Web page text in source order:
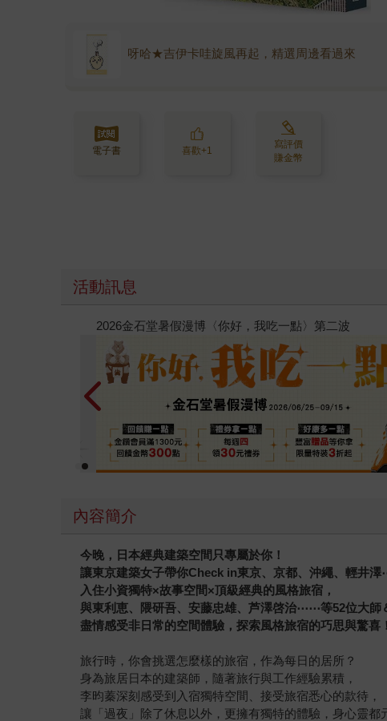
呀哈★吉伊卡哇旋風再起，精選周邊看過來
電子書 喜歡+1
寫評價
賺金幣
活動訊息
春光ｘ奇幻基地｜全書系展
內容簡介
今晚，日本經典建築空間只專屬於你！
讓東京建築女子帶你Check in東京、京都、沖繩、輕井澤
入住小資獨特×故事空間×頂級經典的風格旅宿，
與東利恵、隈研吾、安藤忠雄、芦澤啓治⋯⋯等52位大師
盡情感受非日常的空間體驗，探索風格旅宿的巧思與驚喜！
旅行時，你會挑選怎麼樣的旅宿，作為每日的居所？
身為旅居日本的建築師，隨著旅行與工作經驗累積，
李昀蓁深刻感受到入宿獨特空間、接受旅宿悉心的款待，
讓「過夜」除了休息以外，更擁有獨特的體驗，身心靈都